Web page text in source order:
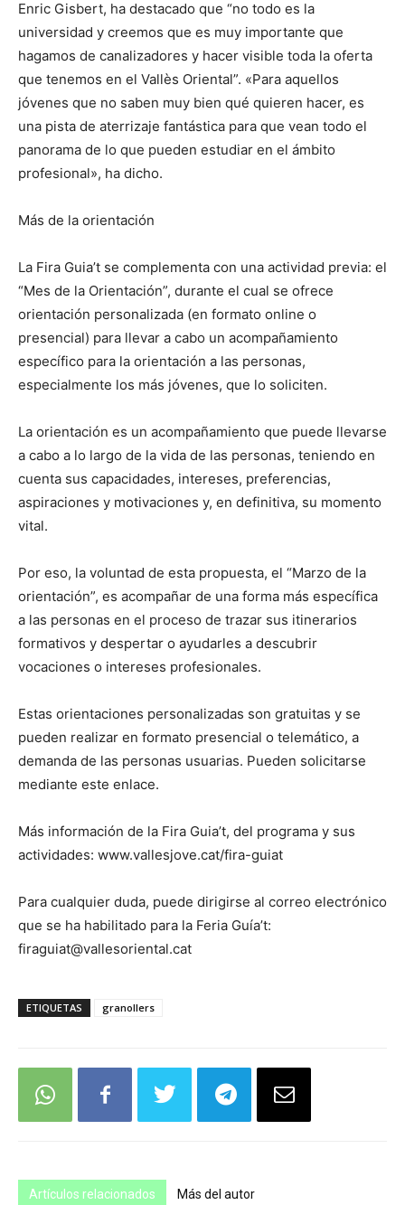
Enric Gisbert, ha destacado que “no todo es la
universidad y creemos que es muy importante que
hagamos de canalizadores y hacer visible toda la oferta
que tenemos en el Vallès Oriental”. «Para aquellos
jóvenes que no saben muy bien qué quieren hacer, es
una pista de aterrizaje fantástica para que vean todo el
panorama de lo que pueden estudiar en el ámbito
profesional», ha dicho.
Más de la orientación
La Fira Guia’t se complementa con una actividad previa: el
“Mes de la Orientación”, durante el cual se ofrece
orientación personalizada (en formato online o
presencial) para llevar a cabo un acompañamiento
específico para la orientación a las personas,
especialmente los más jóvenes, que lo soliciten.
La orientación es un acompañamiento que puede llevarse
a cabo a lo largo de la vida de las personas, teniendo en
cuenta sus capacidades, intereses, preferencias,
aspiraciones y motivaciones y, en definitiva, su momento
vital.
Por eso, la voluntad de esta propuesta, el “Marzo de la
orientación”, es acompañar de una forma más específica
a las personas en el proceso de trazar sus itinerarios
formativos y despertar o ayudarles a descubrir
vocaciones o intereses profesionales.
Estas orientaciones personalizadas son gratuitas y se
pueden realizar en formato presencial o telemático, a
demanda de las personas usuarias. Pueden solicitarse
mediante este enlace.
Más información de la Fira Guia’t, del programa y sus
actividades: www.vallesjove.cat/fira-guiat
Para cualquier duda, puede dirigirse al correo electrónico
que se ha habilitado para la Feria Guía’t:
firaguiat@vallesoriental.cat
ETIQUETAS granollers
Artículos relacionados Más del autor